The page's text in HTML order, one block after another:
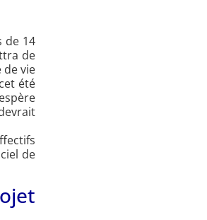
de 14
de
de vie
été
de